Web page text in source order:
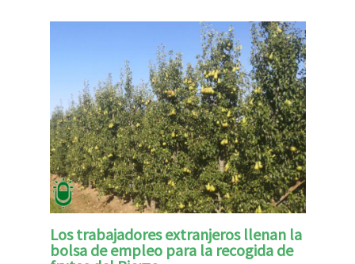
Los trabajadores extranjeros llenan la
bolsa de empleo para la recogida de